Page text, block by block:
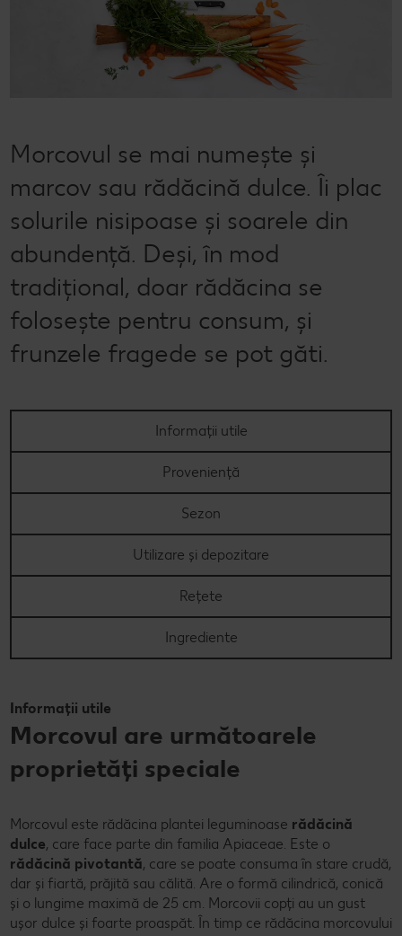
Cu Kaufland Card alimentezi ușor
Dicționar de alimente
Vreau din România
Rețete by Kitchen Affair
Rețete de prăjituri
Rețete cu carne
Rețete de post
Codul Grataragiului NOU
Ieftin și bun
Când cere ceva dulce
Marcă proprie Kaufland - și calitate și preț mic
România știe să gătească
Kaufland Livrează
Revista Kaufland - Acum și pe WhatsApp!
Stare de bine
Morcovul se mai numește și
marcov sau rădăcină dulce. Îi plac
solurile nisipoase și soarele din
abundență. Deși, în mod
tradițional, doar rădăcina se
folosește pentru consum, și
frunzele fragede se pot găti.
Informații utile
Proveniență
Sezon
Utilizare și depozitare
Rețete
Ingrediente
Informații utile
Morcovul are următoarele
proprietăți speciale
Morcovul este rădăcina plantei leguminoase rădăcină
dulce, care face parte din familia Apiaceae. Este o
rădăcină pivotantă, care se poate consuma în stare crudă,
dar și fiartă, prăjită sau călită. Are o formă cilindrică, conică
și o lungime maximă de 25 cm. Morcovii copți au un gust
ușor dulce și foarte proaspăt. În timp ce rădăcina morcovului